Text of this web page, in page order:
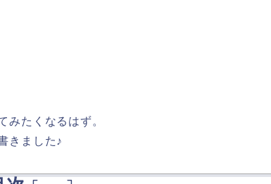
みたくなるはず。
きました♪